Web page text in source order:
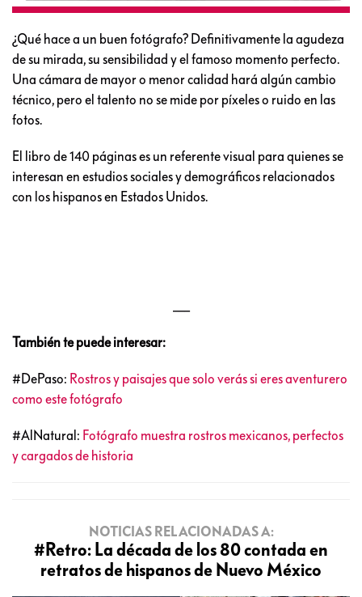
¿Qué hace a un buen fotógrafo? Definitivamente la agudeza
de su mirada, su sensibilidad y el famoso momento perfecto.
Una cámara de mayor o menor calidad hará algún cambio
técnico, pero el talento no se mide por píxeles o ruido en las
fotos.
El libro de 140 páginas es un referente visual para quienes se
interesan en estudios sociales y demográficos relacionados
con los hispanos en Estados Unidos.
También te puede interesar:
#DePaso: Rostros y paisajes que solo verás si eres aventurero
como este fotógrafo
#AlNatural: Fotógrafo muestra rostros mexicanos, perfectos
y cargados de historia
NOTICIAS RELACIONADAS A:
#Retro: La década de los 80 contada en
retratos de hispanos de Nuevo México